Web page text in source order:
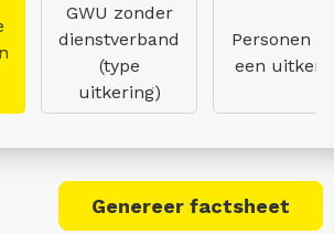
GWU zonder
dienstverband
(type
uitkering)
Personen
een
Genereer factsheet